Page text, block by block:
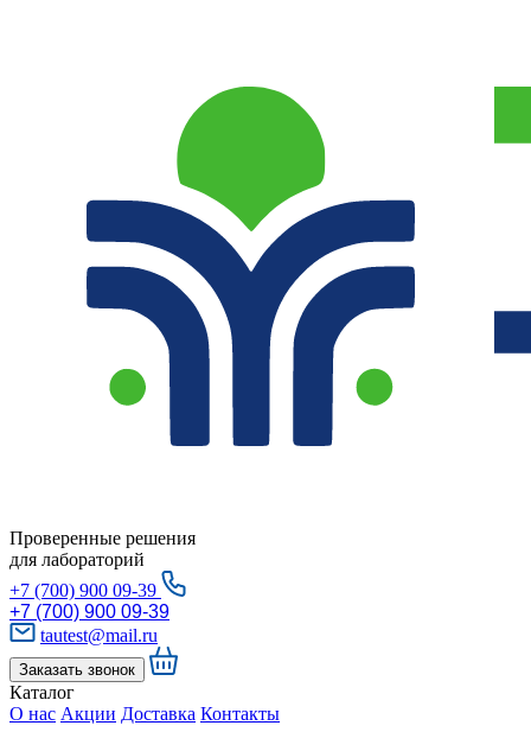
Проверенные решения
для лабораторий
+7 (700) 900 09-39
+7 (700) 900 09-39
tautest@mail.ru
Заказать звонок
Каталог
О нас Акции Доставка Контакты